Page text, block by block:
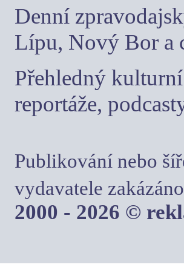
Denní
Lípu, Nový Bor a
Přehledný
reportáže,
Publikování nebo
vydavatele
2000 - 2026 ©